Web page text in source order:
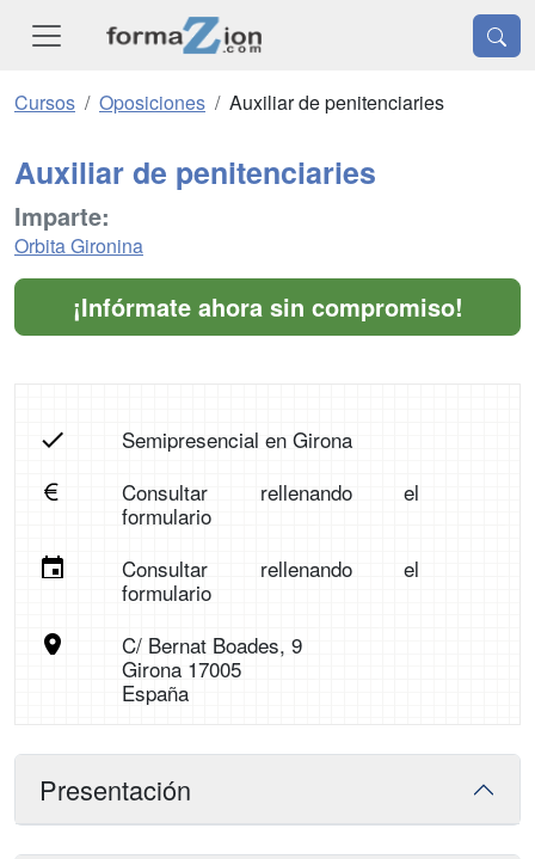
Cursos Oposiciones Auxiliar de penitenciaries
Auxiliar de penitenciaries
Imparte:
Orbita Gironina
¡Infórmate ahora sin compromiso!
Semipresencial en Girona
Consultar rellenando el
formulario
Consultar rellenando el
formulario
C/ Bernat Boades, 9
Girona 17005
España
Presentación